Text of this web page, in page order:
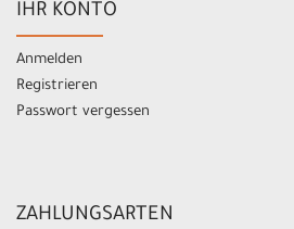
IHR KONTO
Anmelden
Registrieren
Passwort vergessen
ZAHLUNGSARTEN